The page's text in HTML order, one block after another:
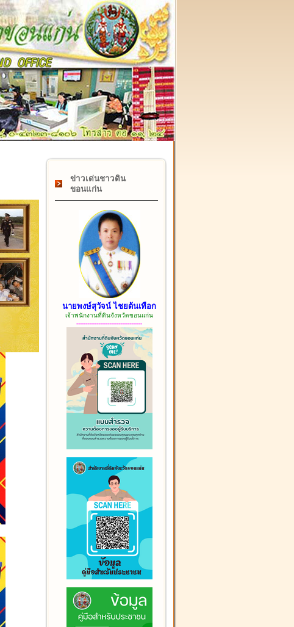
๑๗ กุมภาพันธ์ "วันคล้ายวันสถาปนากรมที่ดิน" ครบรอบ ๑๒
ข่าวเด่นชาวดิน
ขอนแก่น
นายพงษ์สุวัจน์ ไชยต้นเทือก
เจ้าพนักงานที่ดินจังหวัดขอนแก่น
------------------------------------